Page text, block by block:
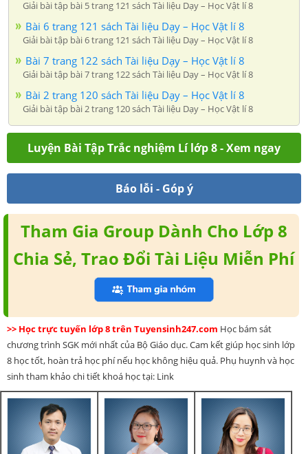
Giải bài tập bài 5 trang 121 sách Tài liệu Dạy – Học Vật lí 8
Bài 6 trang 121 sách Tài liệu Dạy – Học Vật lí 8
Giải bài tập bài 6 trang 121 sách Tài liệu Dạy – Học Vật lí 8
Bài 7 trang 122 sách Tài liệu Dạy – Học Vật lí 8
Giải bài tập bài 7 trang 122 sách Tài liệu Dạy – Học Vật lí 8
Bài 2 trang 120 sách Tài liệu Dạy – Học Vật lí 8
Giải bài tập bài 2 trang 120 sách Tài liệu Dạy – Học Vật lí 8
Luyện Bài Tập Trắc nghiệm Lí lớp 8 - Xem ngay
Báo lỗi - Góp ý
Tham Gia Group Dành Cho Lớp 8
Chia Sẻ, Trao Đổi Tài Liệu Miễn Phí
>> Học trực tuyến lớp 8 trên Tuyensinh247.com Học bám sát
chương trình SGK mới nhất của Bộ Giáo dục. Cam kết giúp học sinh lớp
8 học tốt, hoàn trả học phí nếu học không hiệu quả. Phụ huynh và học
sinh tham khảo chi tiết khoá học tại: Link